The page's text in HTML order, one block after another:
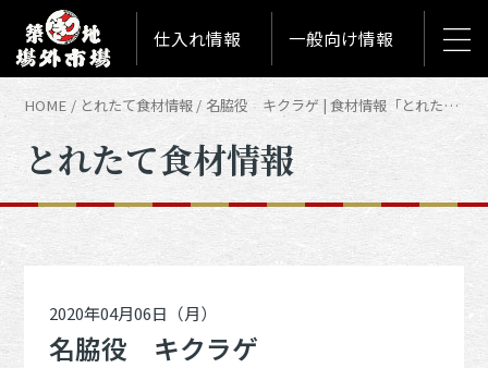
仕入れ情報 一般向け情報
HOME とれたて食材情報 名脇役 キクラゲ | 食材情報「とれたて築地食材情報」
とれたて食材情報
2020年04月06日（月）
名脇役 キクラゲ